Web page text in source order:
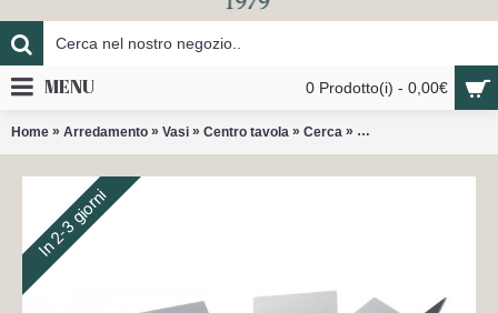
0 Prodotto(i) - 0,00€
MENU
Home » Arredamento » Vasi » Centro tavola » Cerca » La stanza dello
In 2-3 giorni